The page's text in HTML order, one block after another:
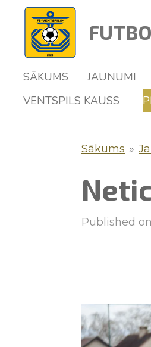
main
content
SĀKUMS JAUNUMI
VENTSPILS KAUSS
Sākums »
Published